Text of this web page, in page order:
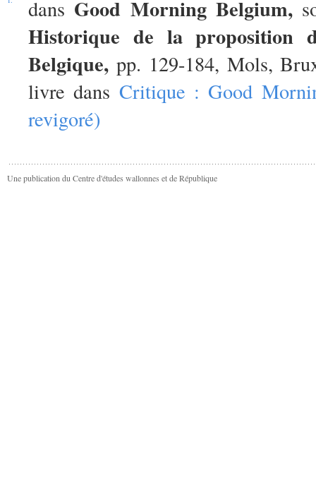
dans Good Morning Belgium,
Historique de la proposition
Belgique, pp. 129-184, Mols,
livre dans Critique : Good
revigoré)
Une publication du Centre d'études wallonnes et de République